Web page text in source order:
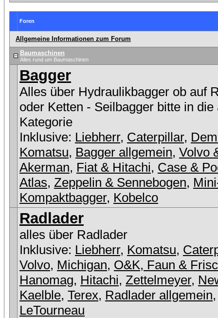
Foren
Allgemeine Informationen zum Forum
Baumaschinen
Alles rund um Baumaschinen
Bagger
Alles über Hydraulikbagger ob auf
oder Ketten - Seilbagger bitte in die
Kategorie
Inklusive: Liebherr, Caterpillar,
Komatsu, Bagger allgemein, Volvo
Akerman, Fiat & Hitachi, Case &
Atlas, Zeppelin & Sennebogen,
Kompaktbagger, Kobelco
Radlader
alles über Radlader
Inklusive: Liebherr, Komatsu,
Volvo, Michigan, O&K, Faun &
Hanomag, Hitachi, Zettelmeyer,
Kaelble, Terex, Radlader allgemein,
LeTourneau